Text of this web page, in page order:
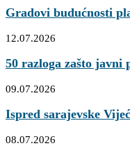
Gradovi budućnosti
12.07.2026
50 razloga zašto
09.07.2026
Ispred sarajevske
08.07.2026